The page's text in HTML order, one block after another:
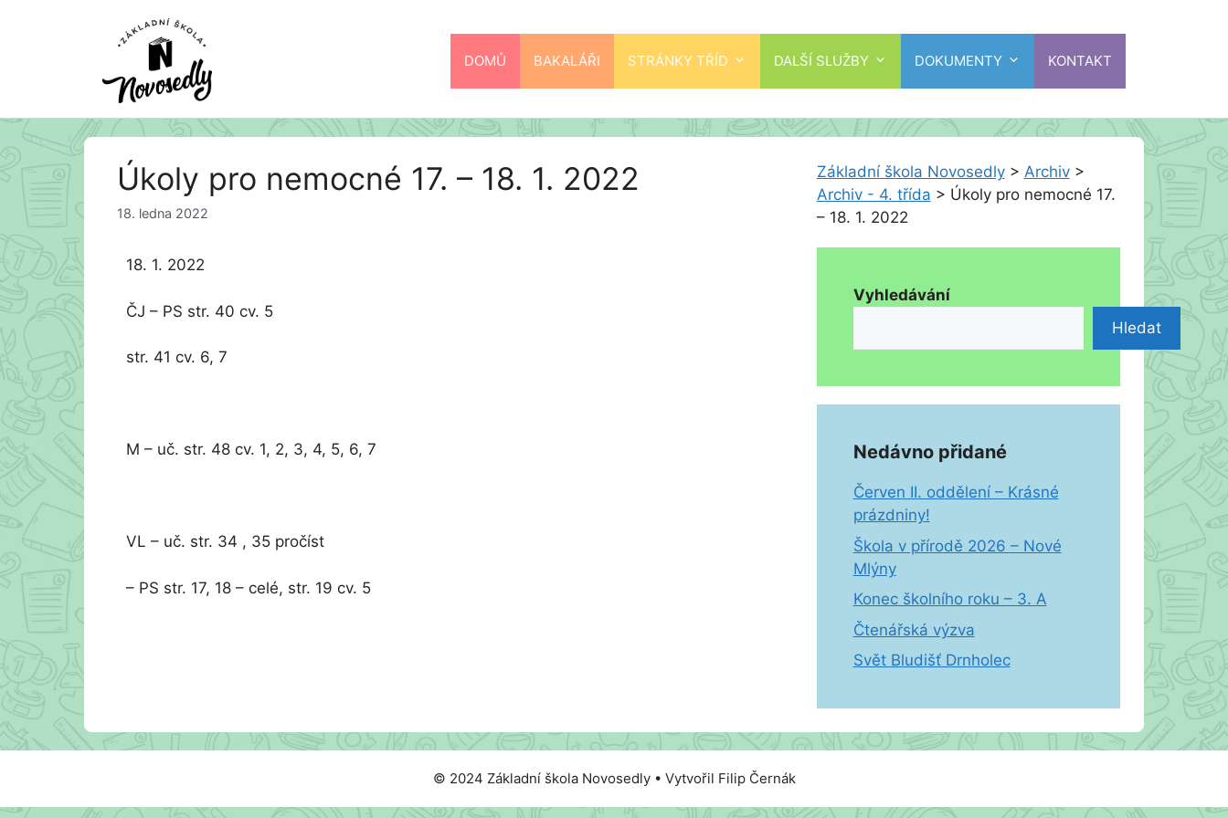
DOMŮ BAKALÁŘI STRÁNKY TŘÍD DALŠÍ SLUŽBY DOKUMENTY KONTAKT
Úkoly pro nemocné 17. – 18. 1. 2022
18. ledna 2022
18. 1. 2022
ČJ – PS str. 40 cv. 5
str. 41 cv. 6, 7
M – uč. str. 48 cv. 1, 2, 3, 4, 5, 6, 7
VL – uč. str. 34 , 35 pročíst
– PS str. 17, 18 – celé, str. 19 cv. 5
Základní škola Novosedly> Archiv>
Archiv - 4. třída > Úkoly pro nemocné 17.
– 18. 1. 2022
Vyhledávání
Hledat
Nedávno přidané
Červen II. oddělení – Krásné
prázdniny!
Škola v přírodě 2026 – Nové
Mlýny
Konec školního roku – 3. A
Čtenářská výzva
Svět Bludišť Drnholec
© 2024 Základní škola Novosedly • Vytvořil Filip Černák